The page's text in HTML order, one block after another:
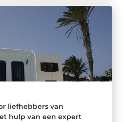
liefhebbers van
hulp van een expert